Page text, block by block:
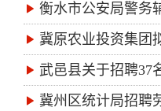
衡水市公安局警务
冀原农业投资集团
武邑县关于招聘37
冀州区统计局招聘